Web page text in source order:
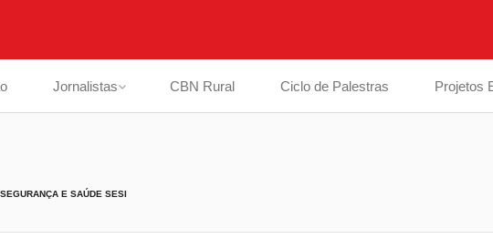
Jornalistas CBN Rural Ciclo de Palestras Projetos
E SAÚDE SESI